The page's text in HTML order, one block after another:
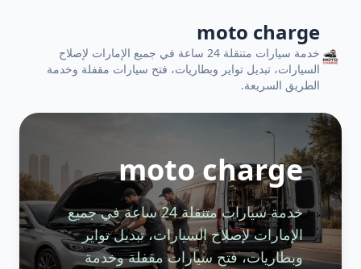
moto charge
خدمة سيارات متنقلة 24 ساعة في جميع الإمارات لإصلاح
السيارات، تبديل تواير وبطاريات، فتح سيارات مقفلة وخدمة
الطريق السريعة.
moto charge
خدمة سيارات متنقلة 24 ساعة في جميع
الإمارات لإصلاح السيارات، تبديل تواير
وبطاريات، فتح سيارات مقفلة وخدمة